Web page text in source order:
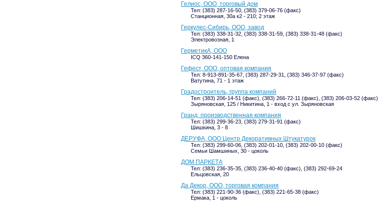
Гелиос, ООО, торговый дом
Тел: (383) 287-16-50, (383) 379-06-76 (факс)
Станционная, 30а к2 - 210; 2 этаж
Геркулес-Сибирь, ООО, завод
Тел: (383) 338-31-32, (383) 338-31-59, (383) 338-31-48 (факс)
Электровозная, 1
ГерметикА, ООО
ICQ 360-141-150 Елена
Гефест, ООО, оптовая компания
Тел: 8-913-891-35-67, (383) 287-29-31, (383) 346-37-97 (факс)
Ватутина, 71 - 1 этаж
Градостроитель, группа компаний
Тел: (383) 206-14-51 (факс), (383) 266-72-11 (факс), (383) 206-03-52 (факс)
Зыряновская, 125 / Никитина, 1 - вход с ул. Зыряновская
Гранд, производственная компания
Тел: (383) 299-36-23, (383) 279-31-91 (факс)
Шишкина, 3 - 8
ДЕРУФА, ООО Центр Декоративных Штукатурок
Тел: (383) 299-60-06, (383) 202-01-10, (383) 202-00-10 (факс)
Семьи Шамшиных, 30 - цоколь
ДОМ ПАРКЕТА
Тел: (383) 236-35-35, (383) 236-40-40 (факс), (383) 292-69-24
Ельцовская, 20
Да Декор, ООО, торговая компания
Тел: (383) 221-90-36 (факс), (383) 221-65-38 (факс)
Ермака, 1 - цоколь